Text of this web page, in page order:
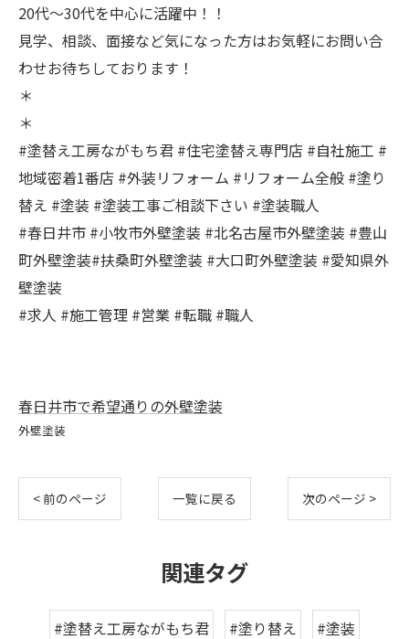
20代〜30代を中心に活躍中！！
見学、相談、面接など気になった方はお気軽にお問い合
わせお待ちしております！
＊
＊
#塗替え工房ながもち君 #住宅塗替え専門店 #自社施工 #
地域密着1番店 #外装リフォーム #リフォーム全般 #塗り
替え #塗装 #塗装工事ご相談下さい #塗装職人
#春日井市 #小牧市外壁塗装 #北名古屋市外壁塗装 #豊山
町外壁塗装#扶桑町外壁塗装 #大口町外壁塗装 #愛知県外
壁塗装
#求人 #施工管理 #営業 #転職 #職人
春日井市で希望通りの外壁塗装
外壁塗装
< 前のページ 一覧に戻る 次のページ >
関連タグ
#塗替え工房ながもち君 #塗り替え #塗装